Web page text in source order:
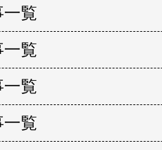
一覧
一覧
一覧
一覧